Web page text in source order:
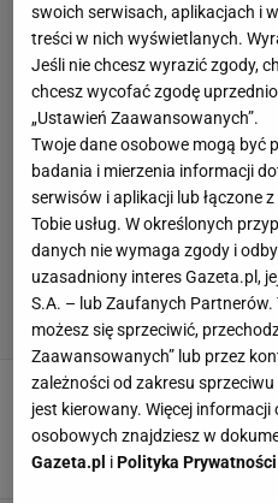
trzyma go na
zrozumieć
SUBSKRYPCJA
swoich serwisach, aplikacjach i
treści w nich wyświetlanych.
Jeśli nie chcesz wyrazić zgody,
chcesz wycofać zgodę
„Ustawień Zaawansowanych”.
Twoje dane osobowe mogą być
badania i mierzenia informacji
serwisów i aplikacji lub łączone
Tobie usług. W określonych
danych nie wymaga zgody i
uzasadniony interes Gazeta.pl,
S.A. – lub Zaufanych
możesz się sprzeciwić,
Zaawansowanych” lub przez
zależności od zakresu
jest kierowany. Więcej
osobowych znajdziesz w
Gazeta.pl iPolityka Prywatności